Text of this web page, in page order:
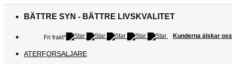
BÄTTRE SYN - BÄTTRE LIVSKVALITET
Fri frakt* Kunderna älskar oss
ATERFORSALJARE